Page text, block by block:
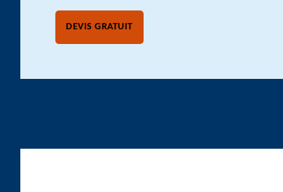
DEVIS GRATUIT